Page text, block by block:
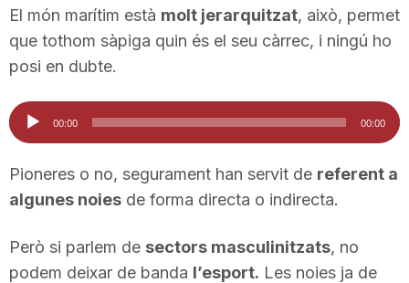
El món marítim està molt jerarquitzat, això, permet
que tothom sàpiga quin és el seu càrrec, i ningú ho
posi en dubte.
Reproductor
d'àudio
00:00 00:00
Pioneres o no, segurament han servit de referent a
algunes noies de forma directa o indirecta.
Però si parlem de sectors masculinitzats, no
podem deixar de banda l’esport. Les noies ja de